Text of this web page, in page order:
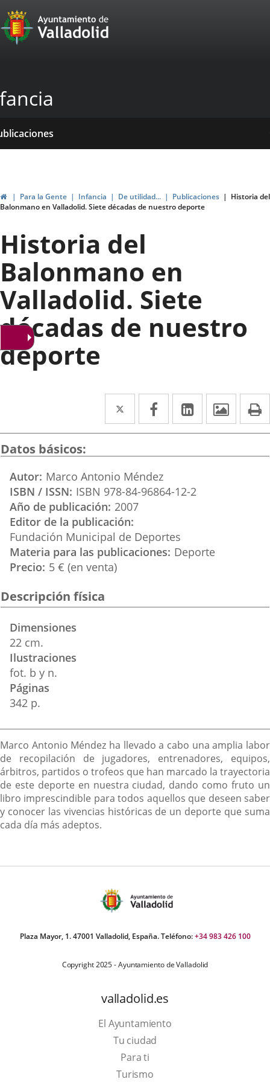
Portal
Web
Ayuntamiento
de
Valladolid
InicioPara la Gente Infancia De utilidad... Publicaciones
Historia del
Balonmano en Valladolid. Siete décadas de nuestro deporte
Historia del
Balonmano en
Valladolid. Siete
décadas de nuestro
deporte
Twitter
Enlace
a
externa.
Facebook
Enlace
a
externa.
LinkedIn
Enlace
a
externa.
Datos básicos
Autor Marco Antonio Méndez
ISBN / ISSN ISBN 978-84-96864-12-2
Año de publicación 2007
Editor de la publicación
Fundación Municipal de Deportes
Materia para las publicaciones Deporte
Precio 5 € (en venta)
Descripción física
Dimensiones
22 cm.
Ilustraciones
fot. b y n.
Páginas
342 p.
Descripción
Marco Antonio Méndez ha llevado a cabo una amplia labor
de recopilación de jugadores, entrenadores, equipos,
árbitros, partidos o trofeos que han marcado la trayectoria
de este deporte en nuestra ciudad, dando como fruto un
libro imprescindible para todos aquellos que deseen saber
y conocer las vivencias históricas de un deporte que suma
cada día más adeptos.
Plaza Mayor, 1. 47001 Valladolid, España. Teléfono:+34 983 426 100
Copyright 2025 - Ayuntamiento de Valladolid
valladolid.es
El Ayuntamiento
Tu ciudad
Para ti
TurismoEste